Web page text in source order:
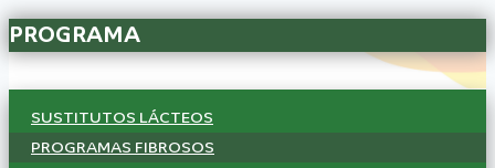
PROGRAMA
SUSTITUTOS LÁCTEOS
PROGRAMAS FIBROSOS